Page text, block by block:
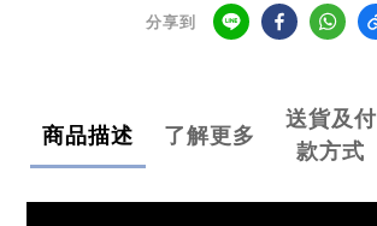
分享到
商品描述 了解更多
送貨及付
款方式